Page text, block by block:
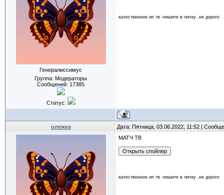
Генералиссимус
Группа: Модераторы
Сообщений: 17385
Статус:
качественное ип тв -пишите в личку ,не дорого
олежка Дата: Пятница, 03.06.2022, 11:52 |
МАТЧ ТВ
качественное ип тв -пишите в личку ,не дорого